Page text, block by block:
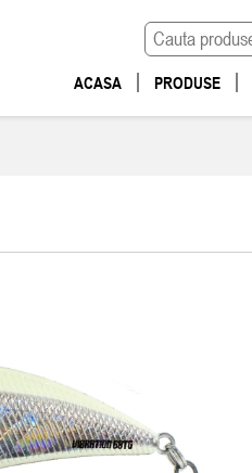
ACASA PRODUSE